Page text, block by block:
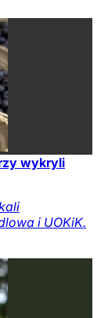
wykryli
i UOKiK.